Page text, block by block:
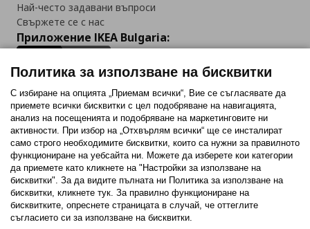
Най-често задавани въпроси
Свържете се с нас
Приложение IKEA Bulgaria:
Последвайте ни:
FacebookTwitterYoutubePinterestInstagram
Политика за използване на бисквитки (Cookies)
Политика за използване на бисквитки
С избиране на опцията „Приемам всички“, Вие се съгласявате да
приемете всички бисквитки с цел подобряване на навигацията,
анализ на посещенията и подобряване на маркетинговите ни
активности. При избор на „Отхвърлям всички“ ще се инсталират
само строго необходимитe бисквитки, които са нужни за правилното
функциониране на уебсайта ни. Можете да изберете кои категории
да приемете като кликнете на "Настройки за използване на
бисквитки". За да видите пълната ни Политика за използване на
бисквитки, кликнете тук. За правилно функциониране на
бисквитките, опреснете страницата в случай, че оттеглите
съгласието си за използване на бисквитки.